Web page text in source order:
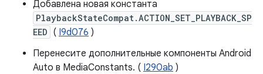
Добавлена ​​новая константа
PlaybackStateCompat.ACTION_SET_PLAYBACK_SP
EED ( I9d076 )
Перенесите дополнительные компоненты Android
Auto в MediaConstants. ( I290ab )